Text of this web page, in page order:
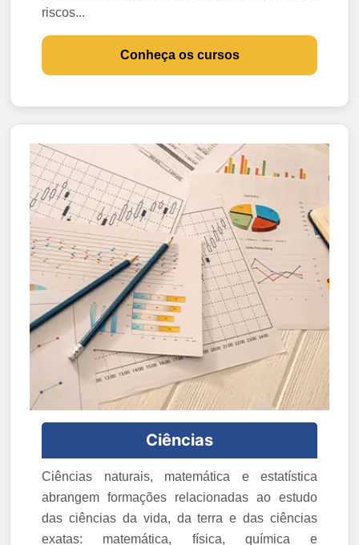
riscos...
Conheça os cursos
Ciências
Ciências naturais, matemática e estatística
abrangem formações relacionadas ao estudo
das ciências da vida, da terra e das ciências
exatas: matemática, física, química e